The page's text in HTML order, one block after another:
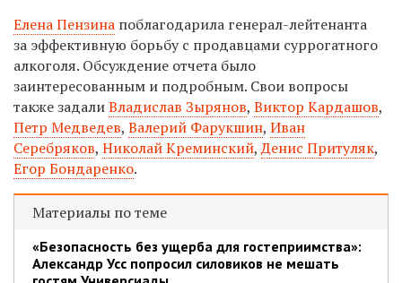
Елена Пензина поблагодарила генерал-лейтенанта
за эффективную борьбу с продавцами суррогатного
алкоголя. Обсуждение отчета было
заинтересованным и подробным. Свои вопросы
также задалиВладислав Зырянов, Виктор Кардашов,
Петр Медведев, Валерий Фарукшин, Иван
Серебряков, Николай Креминский,Денис Притуляк,
Егор Бондаренко.
Материалы по теме
«Безопасность без ущерба для гостеприимства»:
Александр Усс попросил силовиков не мешать